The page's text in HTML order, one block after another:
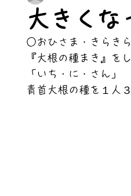
大きくな
○おひさま・きらき
『大根の種まき』を
「いち・に・さん」
青首大根の種を１人